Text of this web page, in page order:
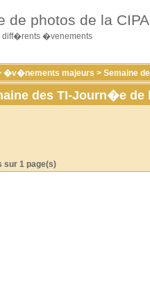
de photos de la CIPA
diff�rents �venements
�v�nements majeurs > Semaine
des TI-Journ�e
sur 1 page(s)